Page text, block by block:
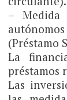
– Medida
(Préstamo
La
préstamos
Las